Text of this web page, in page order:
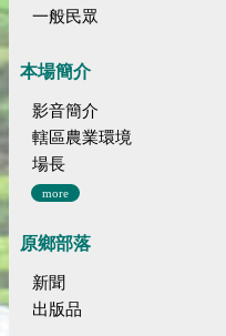
一般民眾
本場簡介
影音簡介
轄區農業環境
場長
more
原鄉部落
新聞
出版品